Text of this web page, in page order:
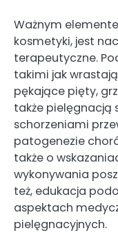
Ważnym
kosmetyki, jest
terapeutyczne.
takimi jak
pękające pięty,
także pielęgnacją
schorzeniami
patogenezie
także o
wykonywania
też, edukacja
aspektach
pielęgnacyjnych.